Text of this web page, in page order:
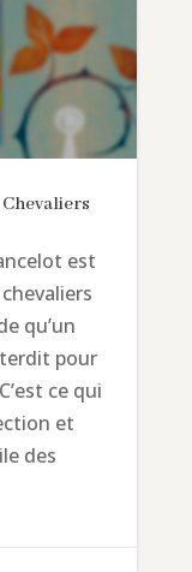
est
qu’un
pour
ce qui
et
des